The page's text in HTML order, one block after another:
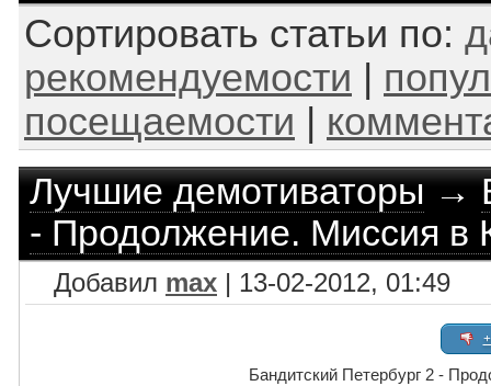
Сортировать статьи по:
рекомендуемости
посещаемости
Лучшие демотиваторы→
- Продолжение. Миссия в
Добавил max | 13-02-2012, 01:49
Бандитский Петербург 2 -